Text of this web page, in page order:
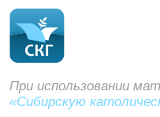
При использовании
«Сибирскую